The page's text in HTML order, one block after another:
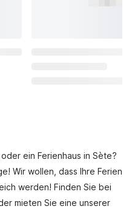
ein Ferienhaus in Sète?
Wir wollen, dass Ihre Ferien
werden! Finden Sie bei
mieten Sie eine unserer